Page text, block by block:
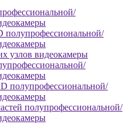
полупрофессиональной/
узлов видеокамеры
полупрофессиональной/
полупрофессиональной/